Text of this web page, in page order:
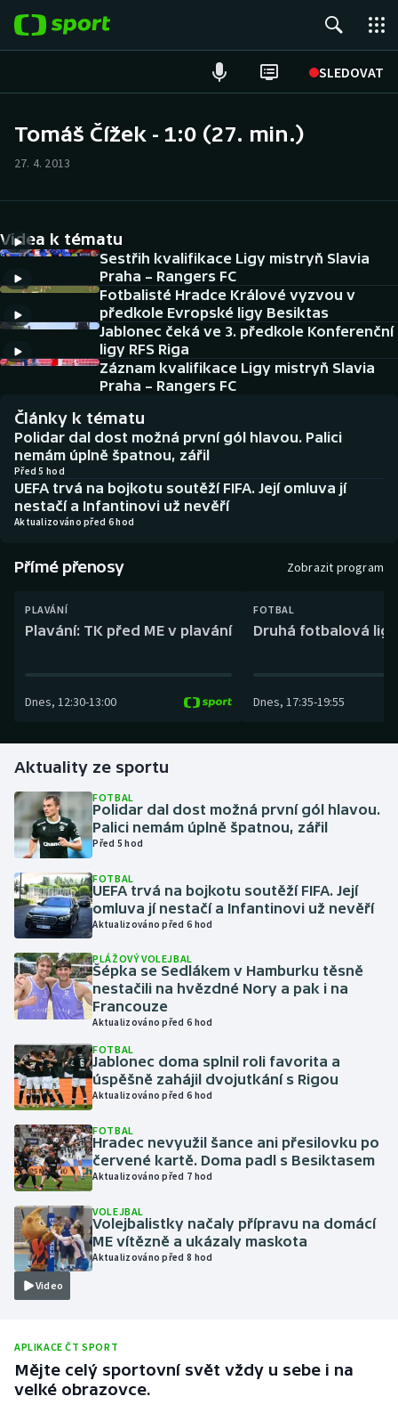
SLEDOVAT
Hokej
Tenis
Atletika
Cyklistika
DALŠÍ SPORTY
Americký fotbal
Baseball a softbal
Basketbal
Biatlon
Curling
Florbal
Golf
Gymnastika
Házená
Jezdectví
Judo
Krasobruslení
Lezení
Lyže a snowboard
Moderní pětiboj
Motorsport
Olympijské hry
Parasport
Plážový volejbal
Ragby
NEPŘEHLÉDNĚTE
Soutěže
Historické návraty
Aplikace ČT sport
Tomáš Čížek - 1:0 (27. min.)
27. 4. 2013
Videa k tématu
Sestřih kvalifikace Ligy mistryň Slavia
Praha – Rangers FC
Fotbalisté Hradce Králové vyzvou v
předkole Evropské ligy Besiktas
Jablonec čeká ve 3. předkole Konferenční
ligy RFS Riga
Záznam kvalifikace Ligy mistryň Slavia
Praha – Rangers FC
Články k tématu
Polidar dal dost možná první gól hlavou. Palici
nemám úplně špatnou, zářil
Před 5 hod
UEFA trvá na bojkotu soutěží FIFA. Její omluva jí
nestačí a Infantinovi už nevěří
Aktualizováno před 6 hod
Přímé přenosy Zobrazit program
PLAVÁNÍ
Plavání: TK před ME v plavání
Dnes, 12:30-13:00
FOTBAL
Druhá fotbalová
Dnes, 17:35-19:55
Aktuality ze sportu
FOTBAL
Polidar dal dost možná první gól hlavou.
Palici nemám úplně špatnou, zářil
Před 5 hod
FOTBAL
UEFA trvá na bojkotu soutěží FIFA. Její
omluva jí nestačí a Infantinovi už nevěří
Aktualizováno před 6 hod
PLÁŽOVÝ VOLEJBAL
Šépka se Sedlákem v Hamburku těsně
nestačili na hvězdné Nory a pak i na
Francouze
Aktualizováno před 6 hod
FOTBAL
Jablonec doma splnil roli favorita a
úspěšně zahájil dvojutkání s Rigou
Aktualizováno před 6 hod
FOTBAL
Hradec nevyužil šance ani přesilovku po
červené kartě. Doma padl s Besiktasem
Aktualizováno před 7 hod
Video
VOLEJBAL
Volejbalistky načaly přípravu na domácí
ME vítězně a ukázaly maskota
Aktualizováno před 8 hod
APLIKACE ČT SPORT
Mějte celý sportovní svět vždy u sebe i na
velké obrazovce.